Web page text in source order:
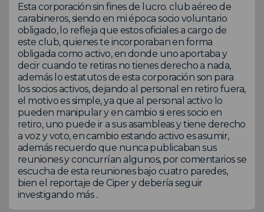
Esta corporación sin fines de lucro. club aéreo de
carabineros, siendo en mi época socio voluntario
obligado, lo refleja que estos oficiales a cargo de
este club, quienes te incorporaban en forma
obligada como activo, en donde uno aportaba y
decir cuando te retiras no tienes derecho a nada,
además lo estatutos de esta corporación son para
los socios activos, dejando al personal en retiro fuera,
el motivo es simple, ya que al personal activo lo
pueden manipular y en cambio si eres socio en
retiro, uno puede ir a sus asambleas y tiene derecho
a voz y voto, en cambio estando activo es asumir,
además recuerdo que nunca publicaban sus
reuniones y concurrían algunos, por comentarios se
escucha de esta reuniones bajo cuatro paredes,
bien el reportaje de Ciper y debería seguir
investigando más ..